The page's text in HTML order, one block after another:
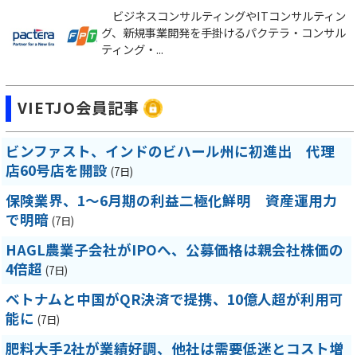
ビジネスコンサルティングやITコンサルティン
グ、新規事業開発を手掛けるパクテラ・コンサル
ティング・...
VIETJO会員記事
ビンファスト、インドのビハール州に初進出 代理
店60号店を開設 (7日)
保険業界、1～6月期の利益二極化鮮明 資産運用力
で明暗 (7日)
HAGL農業子会社がIPOへ、公募価格は親会社株価の
4倍超 (7日)
ベトナムと中国がQR決済で提携、10億人超が利用可
能に (7日)
肥料大手2社が業績好調、他社は需要低迷とコスト増